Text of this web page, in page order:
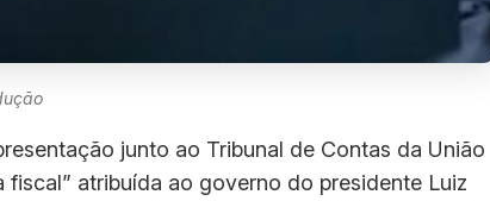
junto ao Tribunal de Contas da União
atribuída ao governo do presidente Luiz